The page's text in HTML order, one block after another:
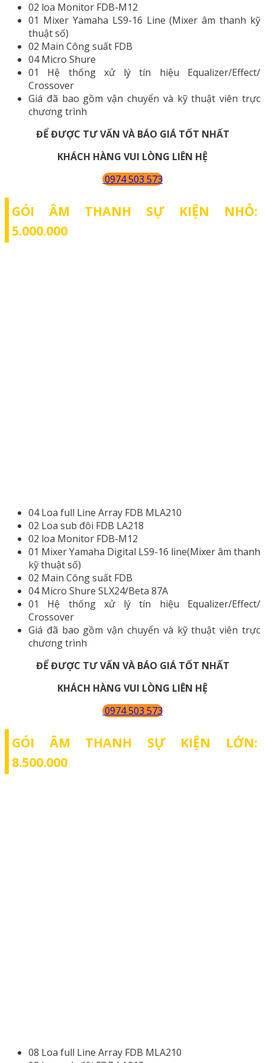
02 loa Monitor FDB-M12
01 Mixer Yamaha LS9-16 Line (Mixer âm thanh kỹ
thuật số)
02 Main Công suất FDB
04 Micro Shure
01 Hệ thống xử lý tín hiệu Equalizer/Effect/
Crossover
Giá đã bao gồm vận chuyển và kỹ thuật viên trực
chương trình
ĐỂ ĐƯỢC TƯ VẤN VÀ BÁO GIÁ TỐT NHẤT
KHÁCH HÀNG VUI LÒNG LIÊN HỆ
0974 503 573
GÓI ÂM THANH SỰ KIỆN NHỎ:
5.000.000
04 Loa full Line Array FDB MLA210
02 Loa sub đôi FDB LA218
02 loa Monitor FDB-M12
01 Mixer Yamaha Digital LS9-16 line(Mixer âm thanh
kỹ thuật số)
02 Main Công suất FDB
04 Micro Shure SLX24/Beta 87A
01 Hệ thống xử lý tín hiệu Equalizer/Effect/
Crossover
Giá đã bao gồm vận chuyển và kỹ thuật viên trực
chương trình
ĐỂ ĐƯỢC TƯ VẤN VÀ BÁO GIÁ TỐT NHẤT
KHÁCH HÀNG VUI LÒNG LIÊN HỆ
0974 503 573
GÓI ÂM THANH SỰ KIỆN LỚN:
8.500.000
08 Loa full Line Array FDB MLA210